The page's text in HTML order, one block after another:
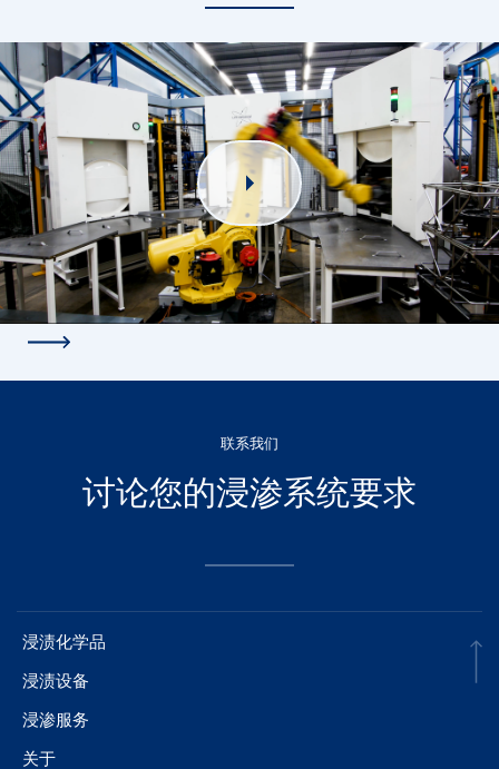
联系我们
讨论您的浸渗系统要求
浸渍化学品
浸渍设备
浸渗服务
关于